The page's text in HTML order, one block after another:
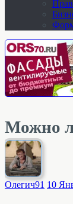
Можно
Олегич91 10